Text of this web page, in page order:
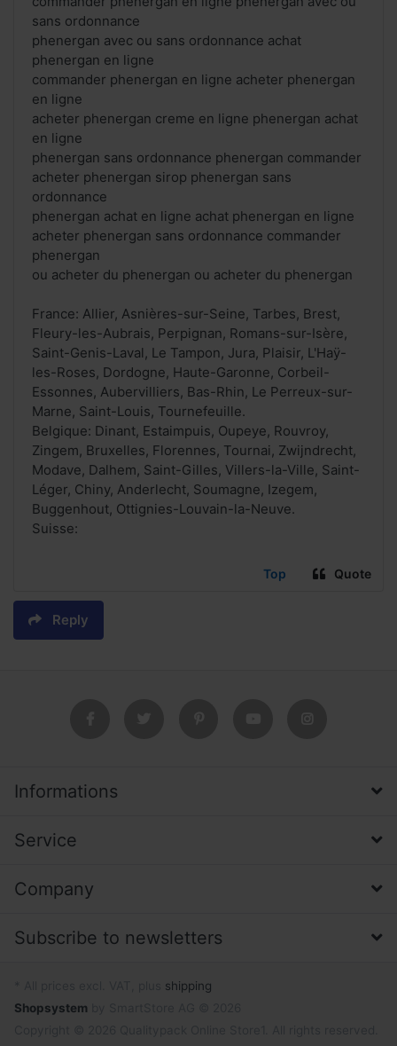
sans ordonnance
phenergan avec ou sans ordonnance achat
phenergan en ligne
commander phenergan en ligne acheter phenergan
en ligne
acheter phenergan creme en ligne phenergan achat
en ligne
phenergan sans ordonnance phenergan commander
acheter phenergan sirop phenergan sans
ordonnance
phenergan achat en ligne achat phenergan en ligne
acheter phenergan sans ordonnance commander
phenergan
ou acheter du phenergan ou acheter du phenergan
France: Allier, Asnières-sur-Seine, Tarbes, Brest,
Fleury-les-Aubrais, Perpignan, Romans-sur-Isère,
Saint-Genis-Laval, Le Tampon, Jura, Plaisir, L'Haÿ-
les-Roses, Dordogne, Haute-Garonne, Corbeil-
Essonnes, Aubervilliers, Bas-Rhin, Le Perreux-sur-
Marne, Saint-Louis, Tournefeuille.
Belgique: Dinant, Estaimpuis, Oupeye, Rouvroy,
Zingem, Bruxelles, Florennes, Tournai, Zwijndrecht,
Modave, Dalhem, Saint-Gilles, Villers-la-Ville, Saint-
Léger, Chiny, Anderlecht, Soumagne, Izegem,
Buggenhout, Ottignies-Louvain-la-Neuve.
Suisse:
Top Quote
Reply
Informations
Service
Company
Subscribe to newsletters
shipping
Shopsystem